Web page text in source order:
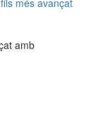
amb